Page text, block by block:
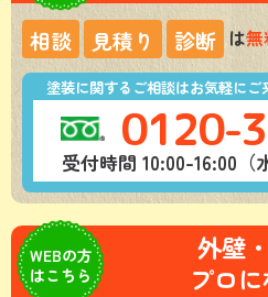
相談 見積り 診断 は
塗装に関するご相談はお気軽に
0120-
受付時間 10:00-16:00（
WEBの方
はこちら
外壁
プロ